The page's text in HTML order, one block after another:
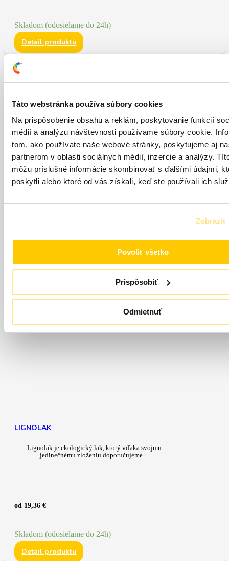
Táto webstránka používa súbory cookies
Na prispôsobenie obsahu a reklám, poskytovanie funkcií
médií a analýzu návštevnosti používame súbory cookie.
tom, ako používate naše webové stránky, poskytujeme aj
partnerom v oblasti sociálnych médií, inzercie a analýzy.
môžu príslušné informácie skombinovať s ďalšími údajmi,
poskytli alebo ktoré od vás získali, keď ste používali ich
Zobraziť
Povoliť všetko
Prispôsobiť
Odmietnuť
Skladom (odosielame do 24h)
Detail produktu
Krovsan Profi +
Detail produktu
LIGNOLAK
Lignolak je ekologický lak, ktorý vďaka svojmu
jedinečnému zloženiu doporučujeme…
od 19,36€
Skladom (odosielame do 24h)
Detail produktu